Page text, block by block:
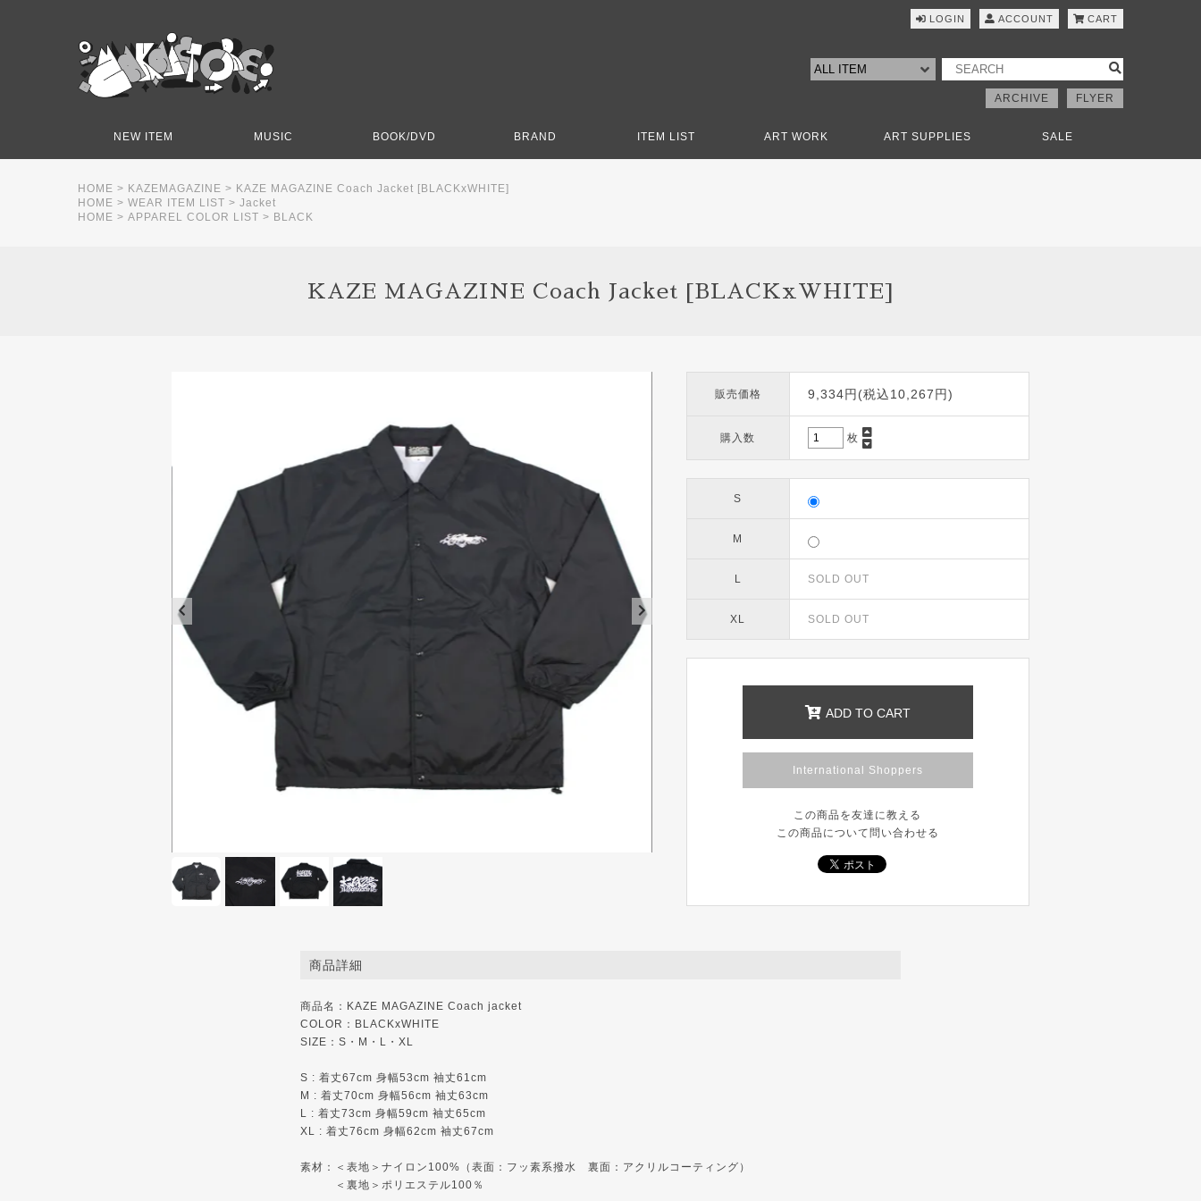
LOGIN ACCOUNT CART
ARCHIVE FLYER
NEW ITEM MUSIC BOOK/DVD BRAND ITEM LIST ART WORK ART SUPPLIES SALE
HOME > KAZEMAGAZINE > KAZE MAGAZINE Coach Jacket [BLACKxWHITE]
HOME > WEAR ITEM LIST > Jacket
HOME > APPAREL COLOR LIST > BLACK
KAZE MAGAZINE Coach Jacket [BLACKxWHITE]
商品詳細
商品名：KAZE MAGAZINE Coach jacket
COLOR：BLACKxWHITE
SIZE：S・M・L・XL
S : 着丈67cm 身幅53cm 袖丈61cm
M : 着丈70cm 身幅56cm 袖丈63cm
L : 着丈73cm 身幅59cm 袖丈65cm
XL : 着丈76cm 身幅62cm 袖丈67cm
素材：＜表地＞ナイロン100%（表面：フッ素系撥水 裏面：アクリルコーティング）
＜裏地＞ポリエステル100％
販売価格 9,334円(税込10,267円)
購入数 枚
S
M
L SOLD OUT
XL SOLD OUT
ADD TO CART
International Shoppers
この商品を友達に教える
この商品について問い合わせる